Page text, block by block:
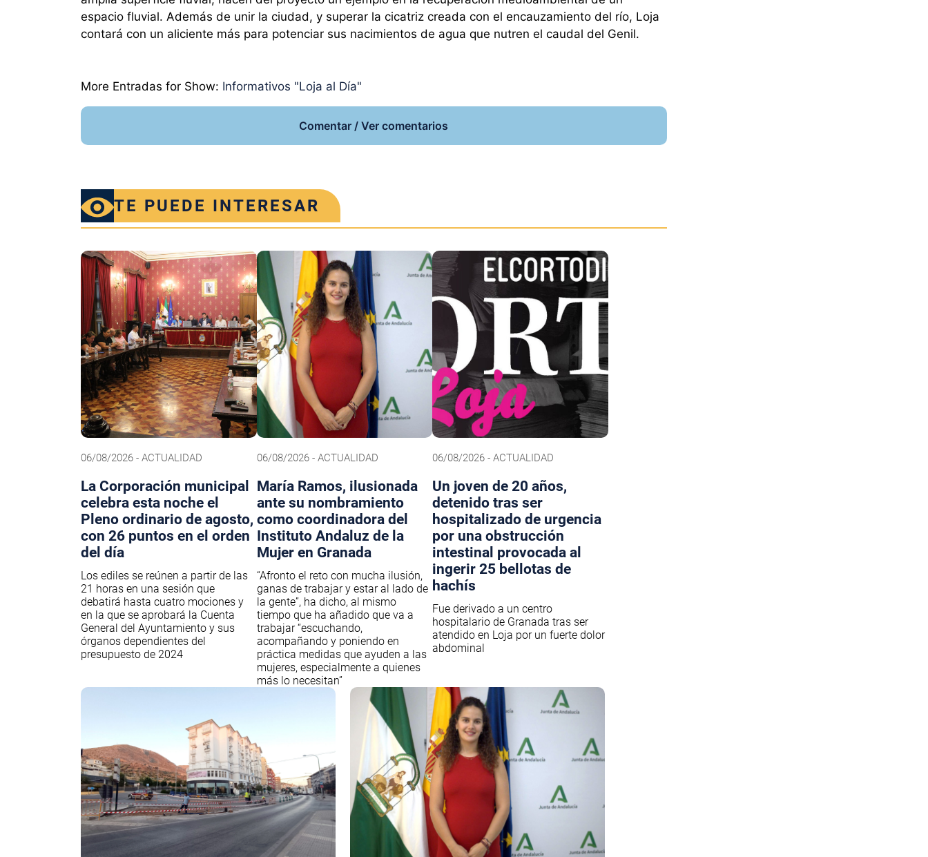
espacio fluvial. Además de unir la ciudad, y superar la cicatriz creada con el encauzamiento del río, Loja
contará con un aliciente más para potenciar sus nacimientos de agua que nutren el caudal del Genil.
More Entradas for Show: Informativos "Loja al Día"
Comentar / Ver comentarios
TE PUEDE INTERESAR
06/08/2026 - ACTUALIDAD
La Corporación municipal
celebra esta noche el
Pleno ordinario de agosto,
con 26 puntos en el orden
del día
Los ediles se reúnen a partir de las
21 horas en una sesión que
debatirá hasta cuatro mociones y
en la que se aprobará la Cuenta
General del Ayuntamiento y sus
órganos dependientes del
presupuesto de 2024
06/08/2026 - ACTUALIDAD
María Ramos, ilusionada
ante su nombramiento
como coordinadora del
Instituto Andaluz de la
Mujer en Granada
“Afronto el reto con mucha ilusión,
ganas de trabajar y estar al lado de
la gente”, ha dicho, al mismo
tiempo que ha añadido que va a
trabajar “escuchando,
acompañando y poniendo en
práctica medidas que ayuden a las
mujeres, especialmente a quienes
más lo necesitan”
06/08/2026 - ACTUALIDAD
Un joven de 20 años,
detenido tras ser
hospitalizado de urgencia
por una obstrucción
intestinal provocada al
ingerir 25 bellotas de
hachís
Fue derivado a un centro
hospitalario de Granada tras ser
atendido en Loja por un fuerte dolor
abdominal